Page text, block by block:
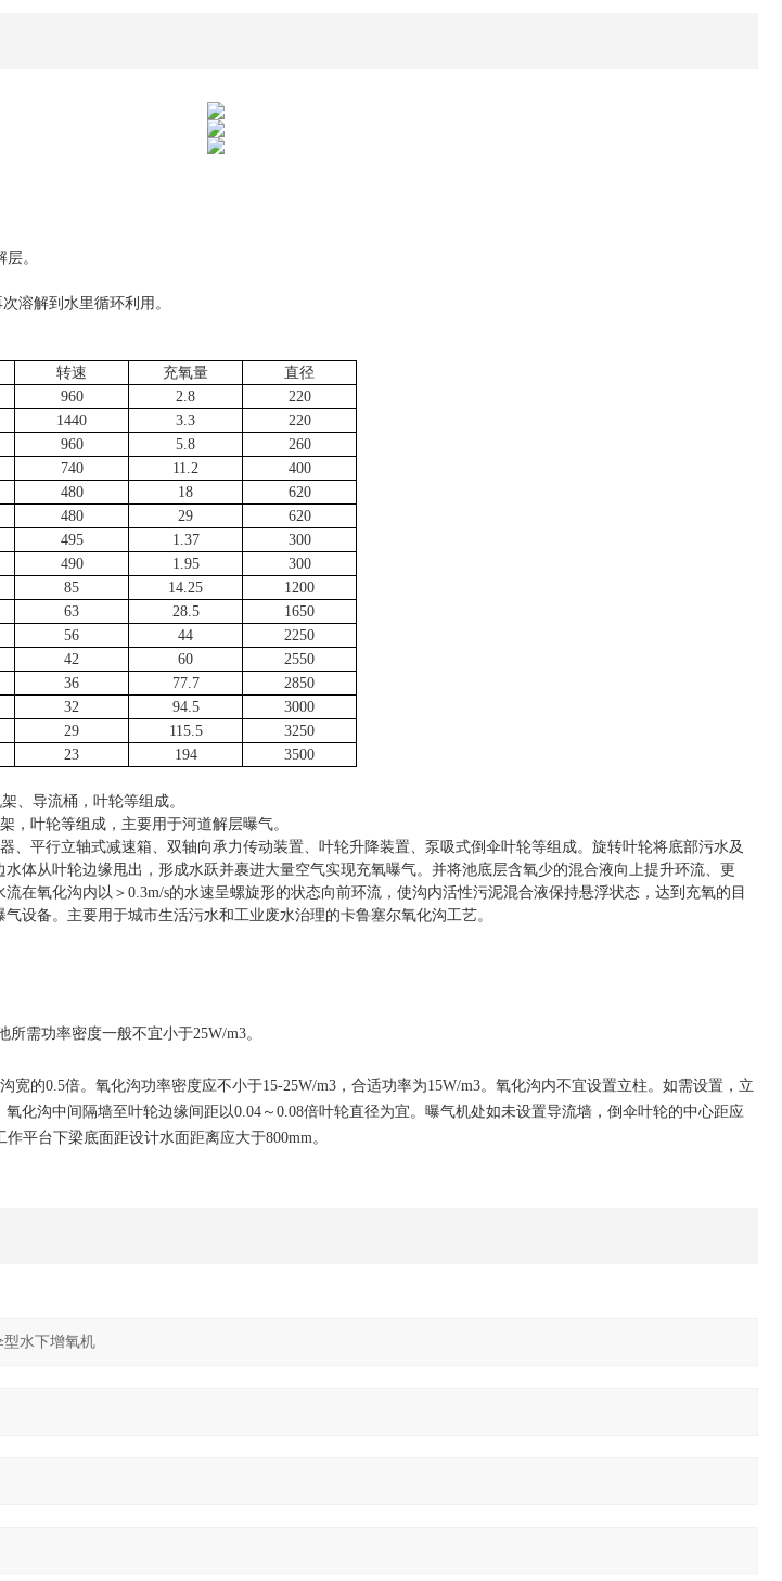
。
溶解到水里循环利用。
转速 充氧量
直径
960 2.8
220
1440 3.3
220
960 5.8
260
740 11.2
400
480 18
620
480 29
620
495 1.37
300
490 1.95
300
85 14.25
1200
63 28.5
1650
56 44
2250
42 60
2550
36 77.7
2850
32 94.5
3000
29 115.5
3250
23 194
3500
、导流桶，叶轮等组成。
，叶轮等组成，主要用于河道解层曝气。
、平行立轴式减速箱、双轴向承力传动装置、 叶轮升降装置、泵吸式倒伞叶轮等组成。旋转叶轮将底部污水及
体从叶轮边缘甩出，形成水跃并裹进大量空气实现充氧曝气。并将池底层含氧少的混合液向上提升环流、更
在氧化沟内以＞0.3m/s的水速呈螺旋形的状态向前环流，使沟内活性污泥混合液保持悬浮状态，达到充氧的目
设备。主要用于城市生活污水和工业废水治理的卡鲁塞尔氧化沟工艺。
所需功率密度一般不宜小于25W/m3。
宽的0.5倍。氧化沟功率密度应不小于15-25W/m3，合适功率为15W/m3。氧化沟内不宜设置立柱。如需设置，立
化沟中间隔墙至叶轮边缘间距以0.04～0.08倍叶轮直径为宜。曝气机处如未设置导流墙，倒伞叶轮的中心距应
平台下梁底面距设计水面距离应大于800mm。